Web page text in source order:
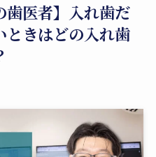
歯医者】入れ歯だ
ときはどの入れ歯